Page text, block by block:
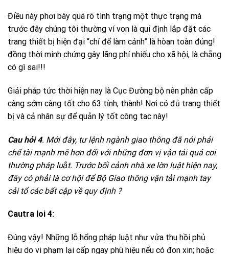
Điều này phơi bày quá rõ tình trạng một thực trạng mà
trước đây chúng tôi thường ví von là qui định lắp đặt các
trang thiết bị hiện đại “chỉ để làm cảnh” là hòan toàn đúng!
đồng thời minh chứng gây lãng phí nhiếu cho xã hội, là chẵng
có gì sai!!!
Giải pháp tức thời hiện nay là Cục Đường bộ nên phân cấp
càng sớm càng tốt cho 63 tỉnh, thành! Nơi có đủ trang thiết
bị và cả nhân sự để quản lý tốt công tac này!
Cau hỏi 4. Mới đây, tư lệnh ngành giao thông đã nói phải
chế tài mạnh mẽ hơn đối với những đơn vị vận tải quá coi
thường pháp luật. Trước bối cảnh nhà xe lờn luật hiện nay,
đây có phải là cơ hội để Bộ Giao thông vận tải mạnh tay
cải tổ các bất cập về quy định ?
Cautra loi 4:
Đúng vậy! Những lỗ hổng pháp luật như vửa thu hồi phủ
hiệu do vi phạm lại cấp ngay phù hiệu nếu có đon xin; hoặc